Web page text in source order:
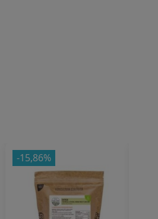
-15,86%